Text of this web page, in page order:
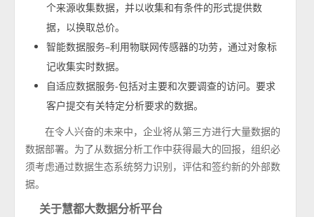
个来源收集数据，并以收集和有条件的形式提供数
据，以换取总价。
智能数据服务–利用物联网传感器的功劳，通过对象标
记收集实时数据。
自适应数据服务-包括对主要和次要调查的访问。要求
客户提交有关特定分析要求的数据。
在令人兴奋的未来中，企业将从第三方进行大量数据的
数据部署。为了从数据分析工作中获得最大的回报，组织必
须考虑通过数据生态系统努力识别，评估和签约新的外部数
据。
关于慧都大数据分析平台